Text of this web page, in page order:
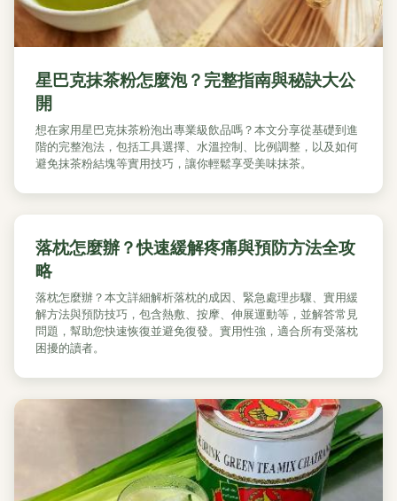
星巴克抹茶粉怎麼泡？完整指南與秘訣大公
開
想在家用星巴克抹茶粉泡出專業級飲品嗎？本文分享從基礎到進
階的完整泡法，包括工具選擇、水溫控制、比例調整，以及如何
避免抹茶粉結塊等實用技巧，讓你輕鬆享受美味抹茶。
落枕怎麼辦？快速緩解疼痛與預防方法全攻
略
落枕怎麼辦？本文詳細解析落枕的成因、緊急處理步驟、實用緩
解方法與預防技巧，包含熱敷、按摩、伸展運動等，並解答常見
問題，幫助您快速恢復並避免復發。實用性強，適合所有受落枕
困擾的讀者。